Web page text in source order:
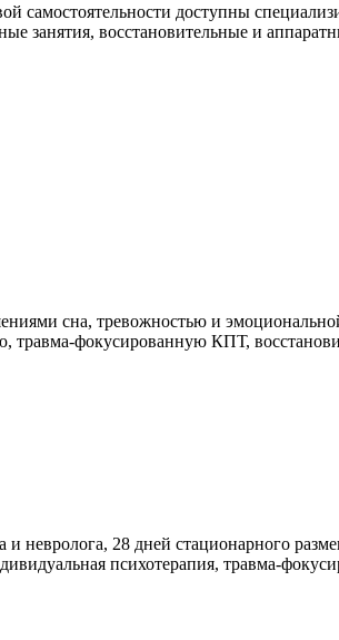
самостоятельности доступны
занятия, восстановительные и
сна, тревожностью и
травма-фокусированную КПТ,
28 дней стационарного
психотерапия, травма-